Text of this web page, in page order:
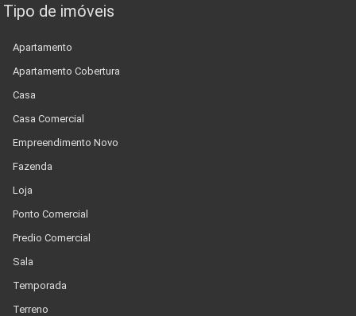
Tipo de imóveis
Apartamento
Apartamento Cobertura
Casa
Casa Comercial
Empreendimento Novo
Fazenda
Loja
Ponto Comercial
Predio Comercial
Sala
Temporada
Terreno